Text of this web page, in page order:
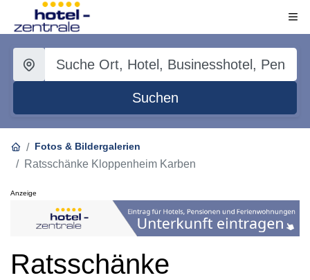
Suchen
Fotos & Bildergalerien
Ratsschänke Kloppenheim Karben
Anzeige
Ratsschänke